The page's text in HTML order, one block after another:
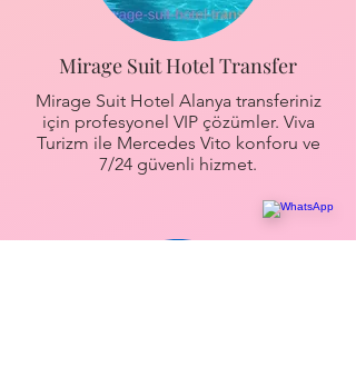
Mirage Suit Hotel Transfer
Mirage Suit Hotel Alanya transferiniz
için profesyonel VIP çözümler. Viva
Turizm ile Mercedes Vito konforu ve
7/24 güvenli hizmet.